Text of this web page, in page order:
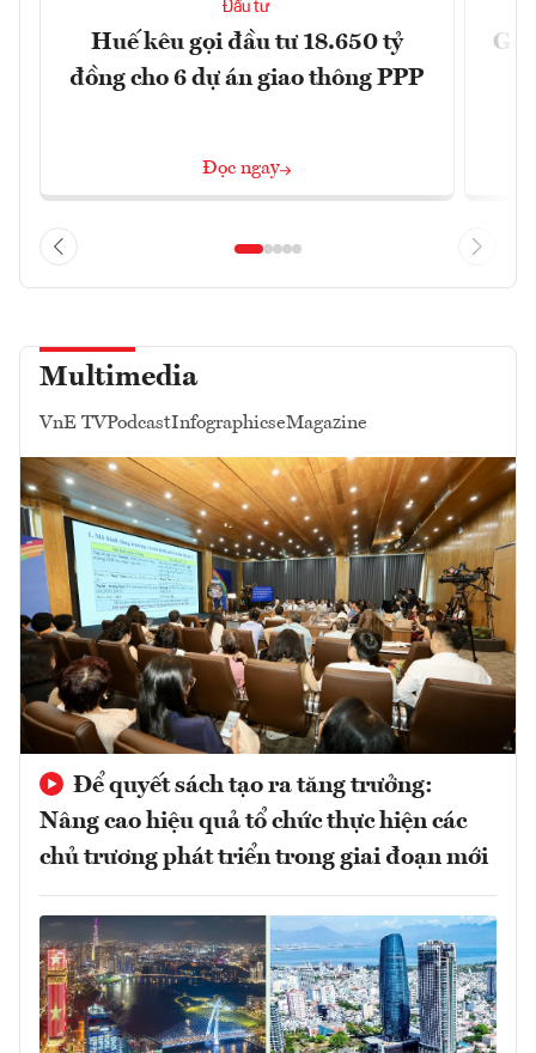
Đầu tư
Huế kêu gọi đầu tư 18.650 tỷ
đồng cho 6 dự án giao thông PPP
Đọc ngay
Multimedia
VnE TVPodcastInfographicseMagazine
Để quyết sách tạo ra tăng trưởng:
Nâng cao hiệu quả tổ chức thực hiện các
chủ trương phát triển trong giai đoạn mới